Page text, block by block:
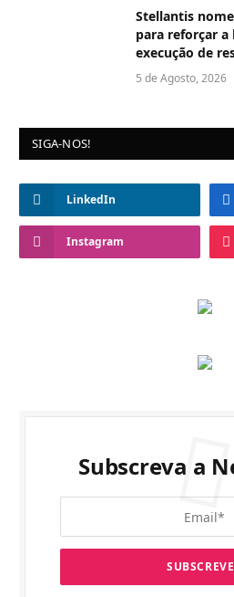
Stellantis
para reforçar a
execução de
5 de Agosto, 2026
SIGA-NOS!
LinkedIn
Instagram
Subscreva a